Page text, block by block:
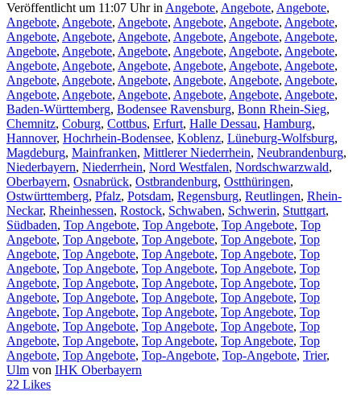
Veröffentlicht um 11:07 Uhrin Angebote, Angebote, Angebote,
Angebote, Angebote, Angebote, Angebote, Angebote, Angebote,
Angebote, Angebote, Angebote, Angebote, Angebote, Angebote,
Angebote, Angebote, Angebote, Angebote, Angebote, Angebote,
Angebote, Angebote, Angebote, Angebote, Angebote, Angebote,
Angebote, Angebote, Angebote, Angebote, Angebote, Angebote,
Angebote, Angebote, Angebote, Angebote, Angebote, Angebote,
Baden-Württemberg, Bodensee Ravensburg, Bonn Rhein-Sieg,
Chemnitz, Coburg, Cottbus, Erfurt, Halle Dessau, Hamburg,
Hannover, Hochrhein-Bodensee, Koblenz, Lüneburg-Wolfsburg,
Magdeburg, Mainfranken, Mittlerer Niederrhein, Neubrandenburg,
Niederbayern, Niederrhein, Nord Westfalen, Nordschwarzwald,
Oberbayern, Osnabrück, Ostbrandenburg, Ostthüringen,
Ostwürttemberg, Pfalz, Potsdam, Regensburg, Reutlingen, Rhein-
Neckar, Rheinhessen, Rostock, Schwaben, Schwerin, Stuttgart,
Südbaden, Top Angebote, Top Angebote, Top Angebote, Top
Angebote, Top Angebote, Top Angebote, Top Angebote, Top
Angebote, Top Angebote, Top Angebote, Top Angebote, Top
Angebote, Top Angebote, Top Angebote, Top Angebote, Top
Angebote, Top Angebote, Top Angebote, Top Angebote, Top
Angebote, Top Angebote, Top Angebote, Top Angebote, Top
Angebote, Top Angebote, Top Angebote, Top Angebote, Top
Angebote, Top Angebote, Top Angebote, Top Angebote, Top
Angebote, Top Angebote, Top Angebote, Top Angebote, Top
Angebote, Top Angebote, Top-Angebote, Top-Angebote, Trier,
Ulm von IHK Oberbayern
22 Likes